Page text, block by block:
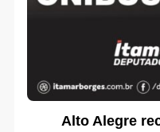
Alto Alegre